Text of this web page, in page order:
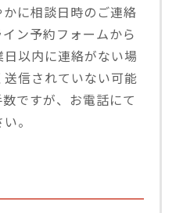
に相談日時のご連絡
ン予約フォームから
以内に連絡がない場
信されていない可能
ですが、お電話にて
。